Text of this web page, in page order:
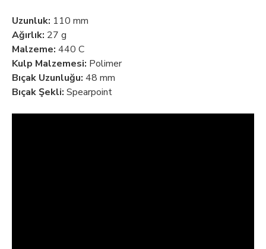
Uzunluk: 110 mm
Ağırlık: 27 g
Malzeme: 440 C
Kulp Malzemesi: Polimer
Bıçak Uzunluğu: 48 mm
Bıçak Şekli: Spearpoint